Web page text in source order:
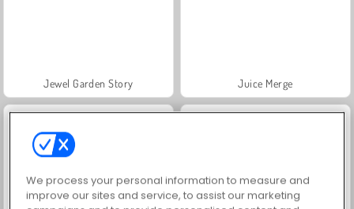
Jewel Garden Story Juice Merge
We process your personal information to measure and
improve our sites and service, to assist our marketing